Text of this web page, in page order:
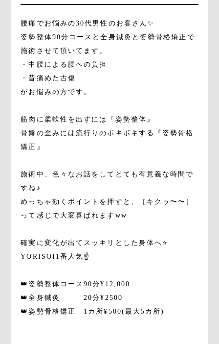
腰痛でお悩みの30代男性のお客さん✨
姿勢整体90分コースと全身鍼灸と姿勢骨格矯正で
施術させて頂いてます。
・中腰による腰への負担
・昔痛めた古傷
がお悩みの方です。
筋肉に柔軟性を出すには『姿勢整体』
骨盤の歪みには流行りのボキボキする『姿勢骨格
矯正』
施術中、色々なお話をしてとても有意義な時間で
すね♪
めっちゃ効くポイントを押すと、［キクゥ〜〜］
って感じで大変喜ばれますww
確実に変化が出てスッキリとした身体へ⭐️
YORISOI1番人気☝️
👑姿勢整体コース90分¥12,000
👑全身鍼灸 20分¥2500
👑姿勢骨格矯正 1カ所¥500(最大5カ所)